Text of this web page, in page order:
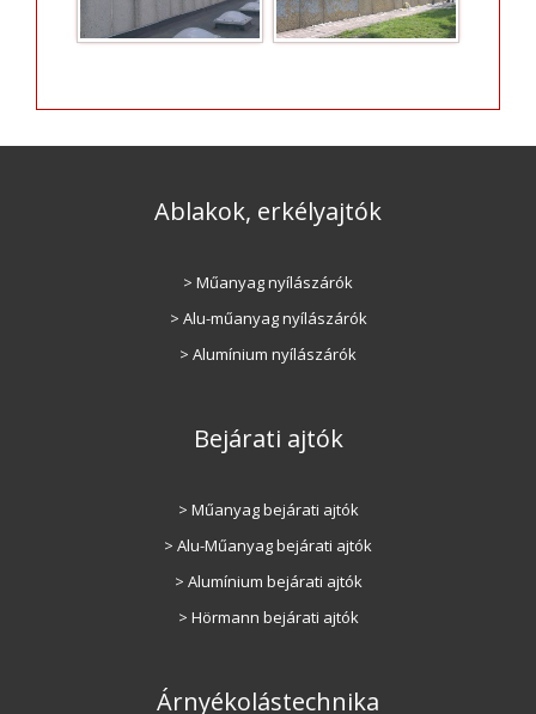
Ablakok, erkélyajtók
> Műanyag nyílászárók
> Alu-műanyag nyílászárók
> Alumínium nyílászárók
Bejárati ajtók
> Műanyag bejárati ajtók
> Alu-Műanyag bejárati ajtók
> Alumínium bejárati ajtók
> Hörmann bejárati ajtók
Árnyékolástechnika